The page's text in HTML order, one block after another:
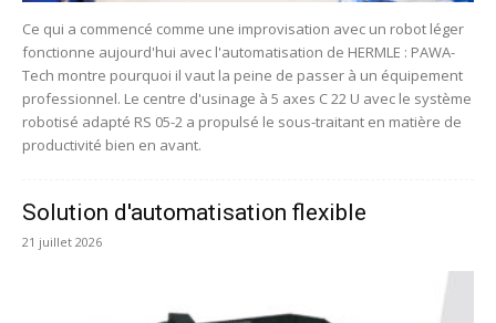
Ce qui a commencé comme une improvisation avec un robot léger
fonctionne aujourd'hui avec l'automatisation de HERMLE : PAWA-
Tech montre pourquoi il vaut la peine de passer à un équipement
professionnel. Le centre d'usinage à 5 axes C 22 U avec le système
robotisé adapté RS 05-2 a propulsé le sous-traitant en matière de
productivité bien en avant.
Solution d'automatisation flexible
21 juillet 2026